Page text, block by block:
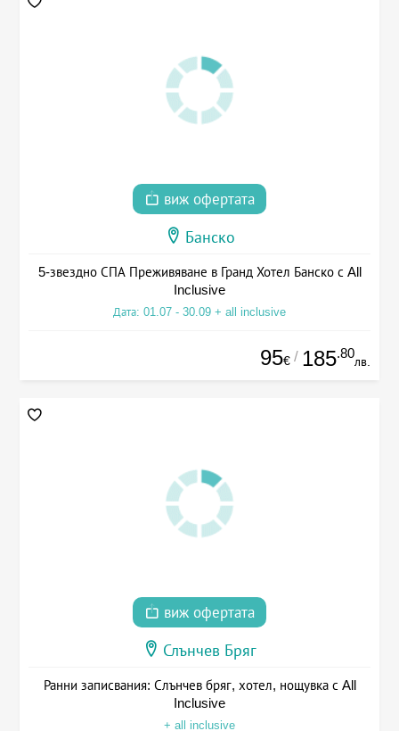
виж офертата
Банско
5-звездно СПА Преживяване в Гранд Хотел Банско с All
Inclusive
Дата: 01.07 - 30.09 + all inclusive
95€ / 185.80
лв.
виж офертата
Слънчев Бряг
Ранни записвания: Слънчев бряг, хотел, нощувка с All
Inclusive
+ all inclusive